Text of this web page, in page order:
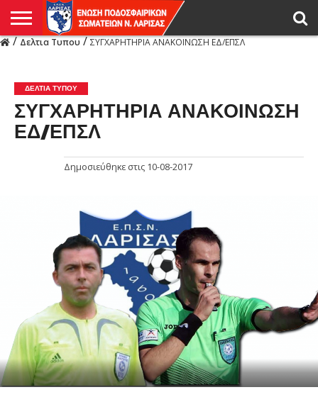
/Δελτια Τυπου/ΣΥΓΧΑΡΗΤΗΡΙΑ ΑΝΑΚΟΙΝΩΣΗ ΕΔ/ΕΠΣΛ
ΔΕΛΤΙΑ ΤΥΠΟΥ
ΣΥΓΧΑΡΗΤΗΡΙΑ ΑΝΑΚΟΙΝΩΣΗ
ΕΔ/ΕΠΣΛ
Δημοσιεύθηκε στις 10-08-2017